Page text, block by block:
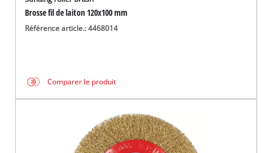
Brosse fil de laiton 120x100 mm
Référence article.: 4468014
Comparer le produit